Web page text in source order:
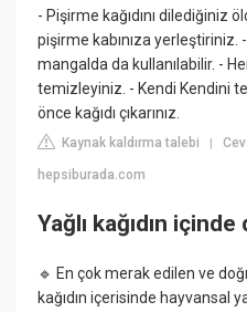
- Pişirme kağıdını dilediğiniz
pişirme kabınıza yerleştiriniz.
mangalda da kullanılabilir. -
temizleyiniz. - Kendi Kendini
önce kağıdı çıkarınız.
Kaynak kaldırma talebi |
hepsiburada.com
Yağlı kağıdın
🔹 En çok merak edilen ve
kağıdın içerisinde hayvansal